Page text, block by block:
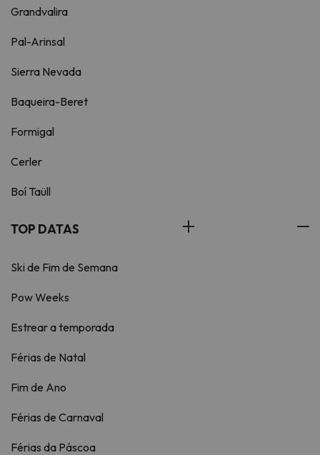
Grandvalira
Pal-Arinsal
Sierra Nevada
Baqueira-Beret
Formigal
Cerler
Boí Taüll
TOP DATAS
Ski de Fim de Semana
Pow Weeks
Estrear a temporada
Férias de Natal
Fim de Ano
Férias de Carnaval
Férias da Páscoa